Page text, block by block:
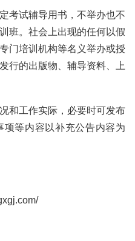
考试辅导用书，不举办也不
班。社会上出现的任何以假
门培训机构等名义举办或授
行的出版物、辅导资料、上
和工作实际，必要时可发布
等内容以补充公告内容为